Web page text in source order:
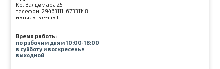
Kр. Валдемара 25
телефон:29463111, 67331148
написать e-mail
Время работы:
по рабочим дням 10:00-18:00
в субботу и воскресенье
выходной